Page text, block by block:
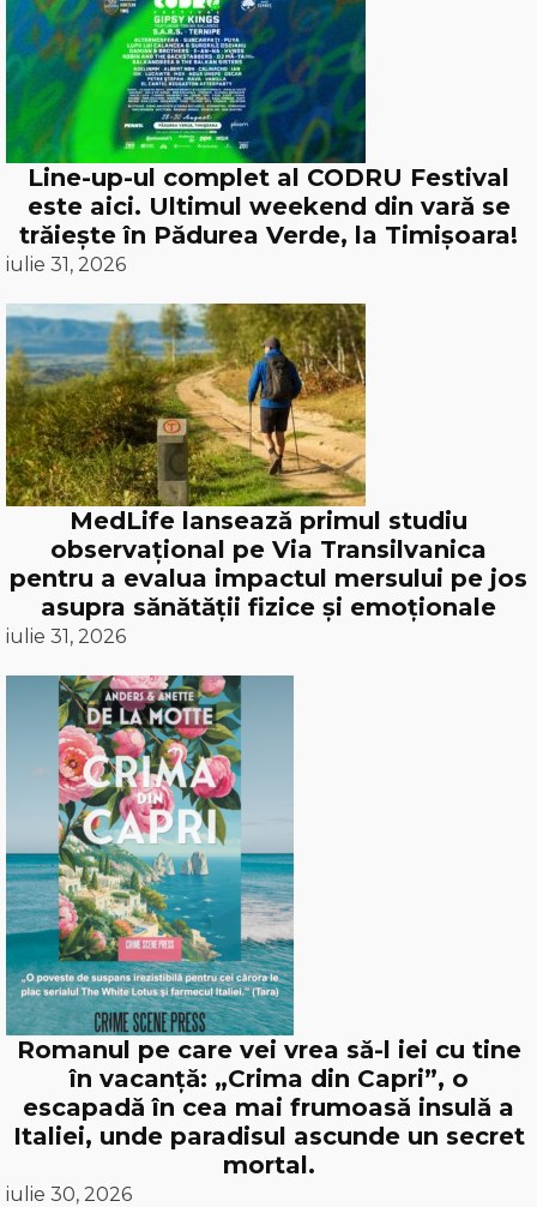
Line-up-ul complet al CODRU Festival
este aici. Ultimul weekend din vară se
trăiește în Pădurea Verde, la Timișoara!
iulie 31, 2026
MedLife lansează primul studiu
observațional pe Via Transilvanica
pentru a evalua impactul mersului pe jos
asupra sănătății fizice și emoționale
iulie 31, 2026
Romanul pe care vei vrea să-l iei cu tine
în vacanță: „Crima din Capri”, o
escapadă în cea mai frumoasă insulă a
Italiei, unde paradisul ascunde un secret
mortal.
iulie 30, 2026